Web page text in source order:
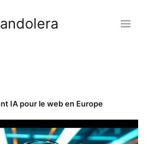
IA pour le web en Europe